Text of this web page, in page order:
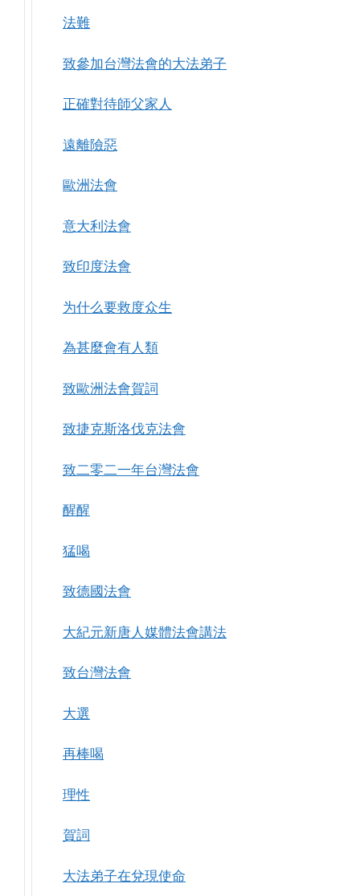
法難
致參加台灣法會的大法弟子
正確對待師父家人
遠離險惡
歐洲法會
意大利法會
致印度法會
为什么要救度众生
為甚麼會有人類
致歐洲法會賀詞
致捷克斯洛伐克法會
致二零二一年台灣法會
醒醒
猛喝
致德國法會
大紀元新唐人媒體法會講法
致台灣法會
大選
再棒喝
理性
賀詞
大法弟子在兌現使命